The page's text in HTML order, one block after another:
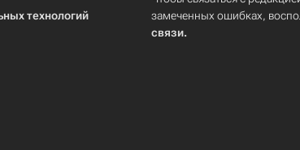
технологий
замеченных ошибках,
связи.